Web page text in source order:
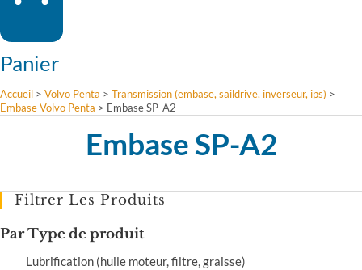
Panier
Accueil > Volvo Penta > Transmission (embase, saildrive, inverseur, ips) >
Embase Volvo Penta > Embase SP-A2
Embase SP-A2
Filtrer Les Produits
Par Type de produit
Lubrification (huile moteur, filtre, graisse)